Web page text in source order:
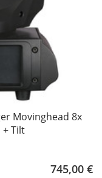
Movinghead 8x
+ Tilt
745,00 €